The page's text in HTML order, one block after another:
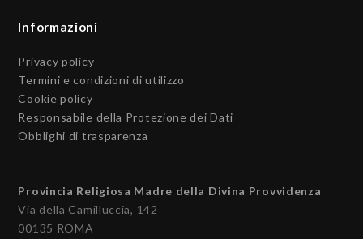
Informazioni
Privacy policy
Termini e condizioni di utilizzo
Cookie policy
Responsabile della Protezione dei Dati
Obblighi di trasparenza
Provincia Religiosa Madre della Divina Provvidenza
Via della Camilluccia, 142
00135 ROMA